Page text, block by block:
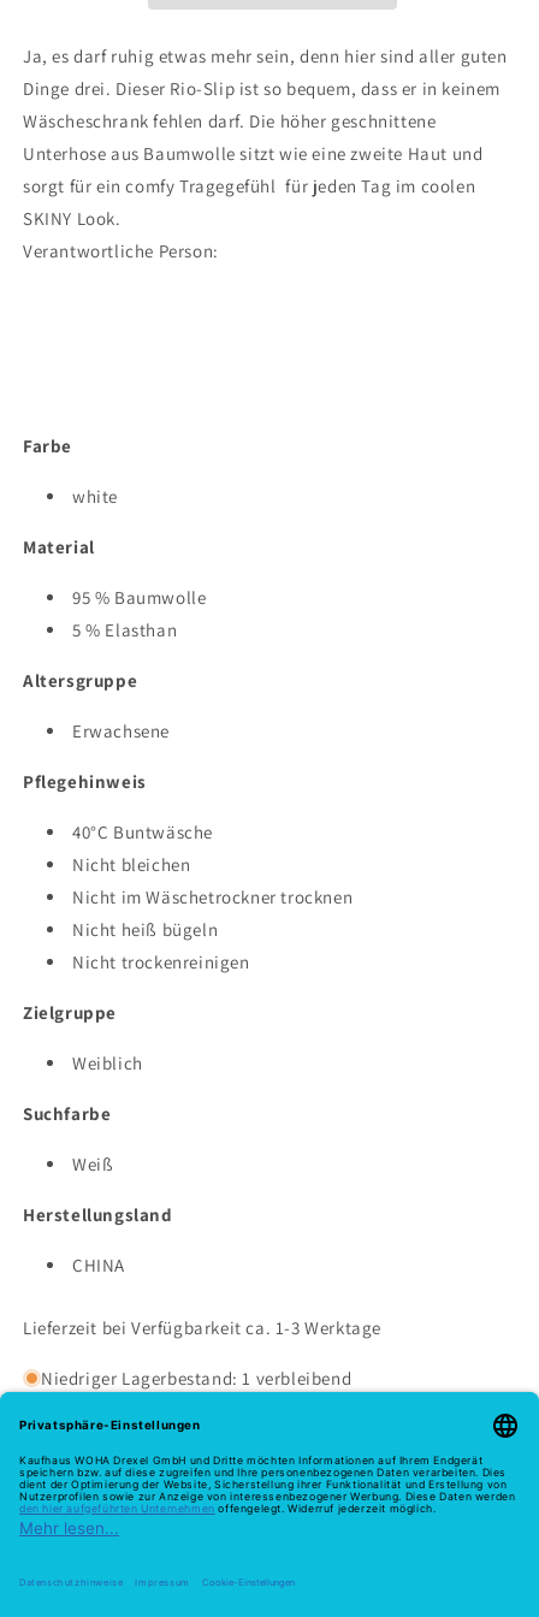
Cotton
Essentials
Cotton
Ja, es darf ruhig etwas mehr sein, denn hier sind aller guten
Dinge drei. Dieser Rio-Slip ist so bequem, dass er in keinem
Wäscheschrank fehlen darf. Die höher geschnittene
Unterhose aus Baumwolle sitzt wie eine zweite Haut und
sorgt für ein comfy Tragegefühl  für jeden Tag im coolen
SKINY Look.
Verantwortliche Person:
Farbe
white
Material
95 % Baumwolle
5 % Elasthan
Altersgruppe
Erwachsene
Pflegehinweis
40°C Buntwäsche
Nicht bleichen
Nicht im Wäschetrockner trocknen
Nicht heiß bügeln
Nicht trockenreinigen
Zielgruppe
Weiblich
Suchfarbe
Weiß
Herstellungsland
CHINA
Lieferzeit bei Verfügbarkeit ca. 1-3 Werktage
Niedriger Lagerbestand: 1 verbleibend
Melde dich hier zu unserem Newsletter an
E-Mail